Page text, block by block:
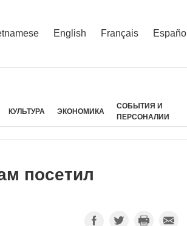
English Français Español
КУЛЬТУРА ЭКОНОМИКА
СОБЫТИЯ И
ПЕРСОНАЛИИ
посетил